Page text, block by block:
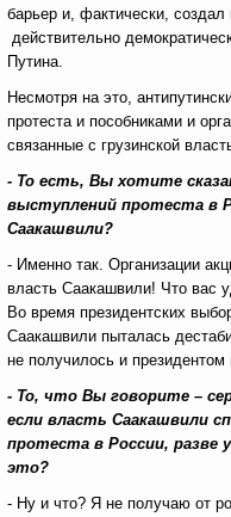
барьер и, фактически,
действительно
Путина.
Несмотря на это,
протеста и пособниками и
связанные с грузинской
- То есть, Вы хотите
выступлений протеста в
Саакашвили?
- Именно так. Организации
власть Саакашвили! Что вас
Во время президентских
Саакашвили пыталась
не получилось и президентом
- То, что Вы говорите –
если власть Саакашвили
протеста в России, разве
это?
- Ну и что? Я не получаю от